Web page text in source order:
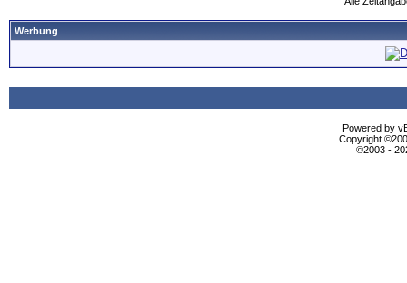
Werbung
Powered by
Copyright
©2003 -